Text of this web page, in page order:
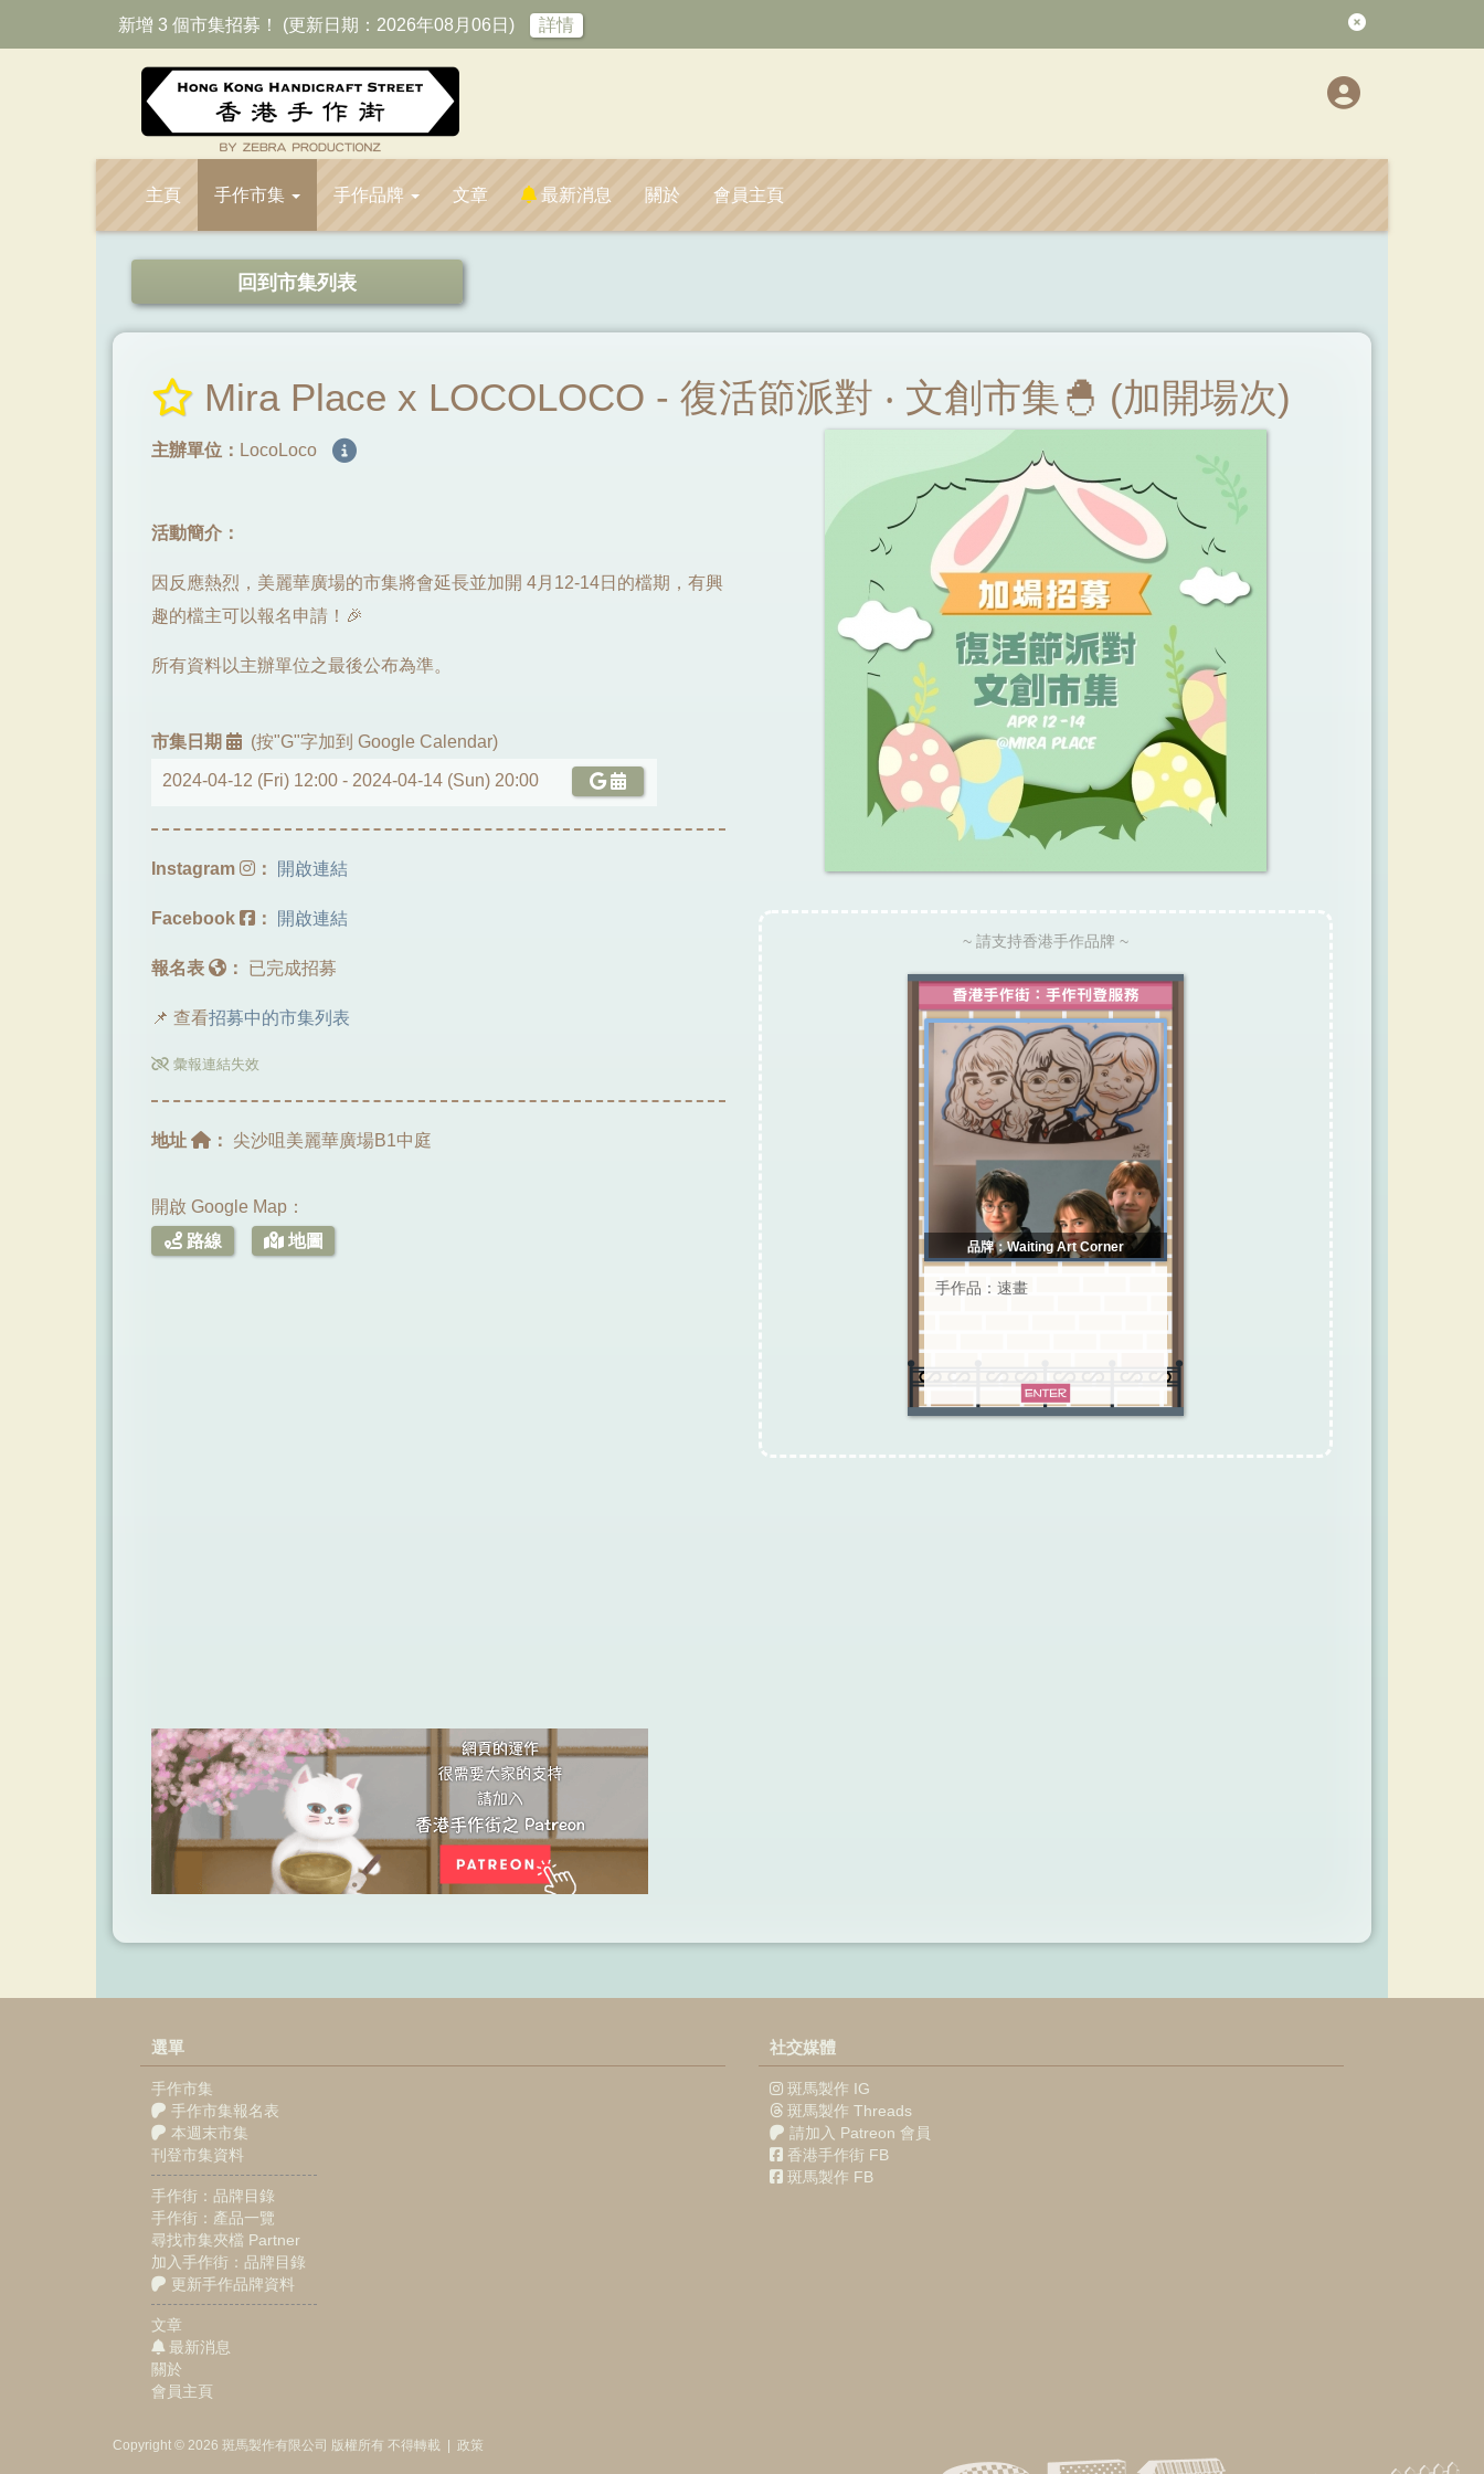
新增 3 個市集招募！ (更新日期：2026年08月06日) 詳情
主頁 手作市集 手作品牌 文章 最新消息 關於 會員主頁
回到市集列表
Mira Place x LOCOLOCO - 復活節派對 ‧ 文創市集🐣 (加開場次)
~ 請支持香港手作品牌 ~
品牌：Waiting Art Corner
手作品：速畫
主辦單位： LocoLoco
活動簡介：
因反應熱烈，美麗華廣場的市集將會延長並加開 4月12-14日的檔期，有興
趣的檔主可以報名申請！🎉
所有資料以主辦單位之最後公布為準。
市集日期 (按"G"字加到 Google Calendar)
2024-04-12 (Fri) 12:00 - 2024-04-14 (Sun) 20:00
Instagram ： 開啟連結
Facebook ： 開啟連結
報名表 ： 已完成招募
📌 查看招募中的市集列表
彙報連結失效
地址 ： 尖沙咀美麗華廣場B1中庭
開啟 Google Map：
路線
地圖
選單
手作市集
手作市集報名表
本週末市集
刊登市集資料
手作街：品牌目錄
手作街：產品一覽
尋找市集夾檔 Partner
加入手作街：品牌目錄
更新手作品牌資料
文章
最新消息
關於
會員主頁
社交媒體
斑馬製作 IG
斑馬製作 Threads
請加入 Patreon 會員
香港手作街 FB
斑馬製作 FB
Copyright © 2026 斑馬製作有限公司 版權所有 不得轉載 | 政策